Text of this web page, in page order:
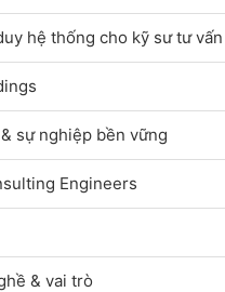
hệ thống cho kỹ sư tư vấn
sự nghiệp bền vững
Engineers
& vai trò